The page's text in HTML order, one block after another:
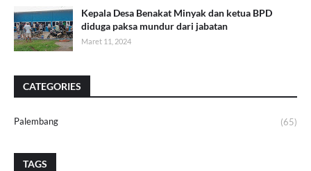
Kepala Desa Benakat Minyak dan ketua BPD
diduga paksa mundur dari jabatan
Maret 11, 2024
CATEGORIES
Palembang (65)
TAGS